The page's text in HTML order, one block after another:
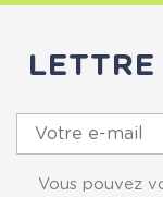
Vous pouvez